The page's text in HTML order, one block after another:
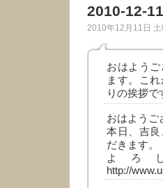
2010-12-
2010年12月11日 土
おはよう
ます。こ
りの挨拶
おはようご
本日、吉
だきます。
よろ
http://